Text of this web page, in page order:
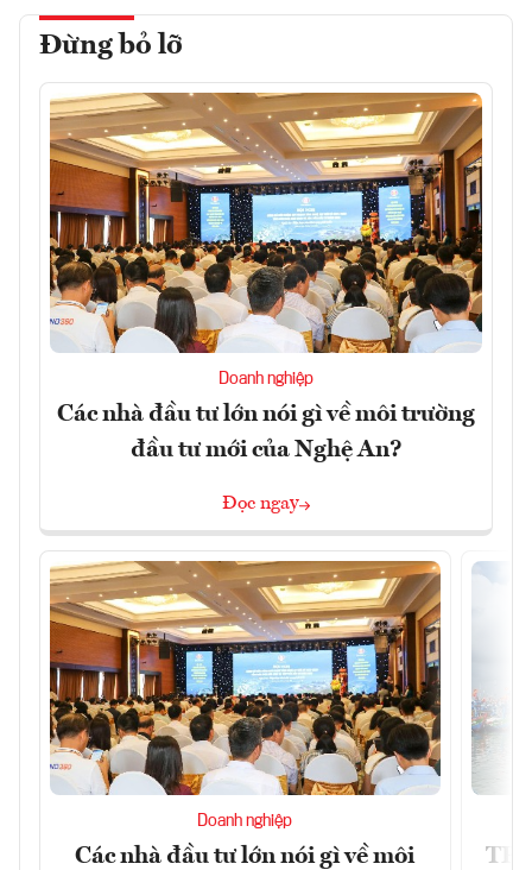
Đừng bỏ lỡ
Doanh nghiệp
Các nhà đầu tư lớn nói gì về môi trường
đầu tư mới của Nghệ An?
Đọc ngay
Doanh nghiệp
Các nhà đầu tư lớn nói gì về môi